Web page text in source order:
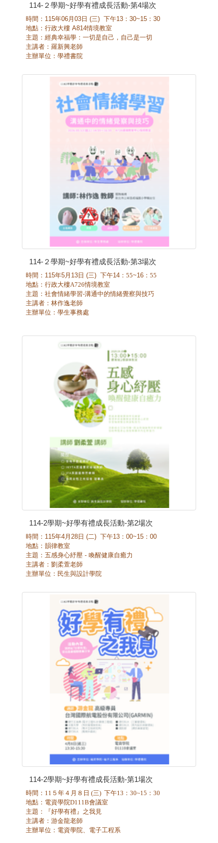
114-２學期~好學有禮成長活動-第4場次
時間：115年06月03日 (三) 下午13：30~15：30
地點：行政大樓 A814情境教室
主題：經典幸福學：一切是自己，自己是一切
主講者：羅新興老師
主辦單位：學禮書院
114-２學期~好學有禮成長活動-第3場次
時間： 115年5 月 13日 (三) 下午14 ：55~16 ：55
地點：行政大樓A726情境教室
主題：社會情緒學習-溝通中的情緒覺察與技巧
主講者：林作逸老師
主辦單位：學生事務處
114-2學期~好學有禮成長活動-第2場次
時間： 115年4 月 28日 (二) 下午13 ： 00~15 ： 00
地點：韻律教室
主題：五感身心紓壓 - 喚醒健康自癒力
主講者：劉柔萱老師
主辦單位：民生與設計學院
114-2學期~好學有禮成長活動-第1場次
時間：11５年４月８日 (三) 下午13：30~15：30
地點：電資學院D111B會議室
主題：『好學有禮』之我見
主講者：游金龍老師
主辦單位： 電資學院、 電子工程系